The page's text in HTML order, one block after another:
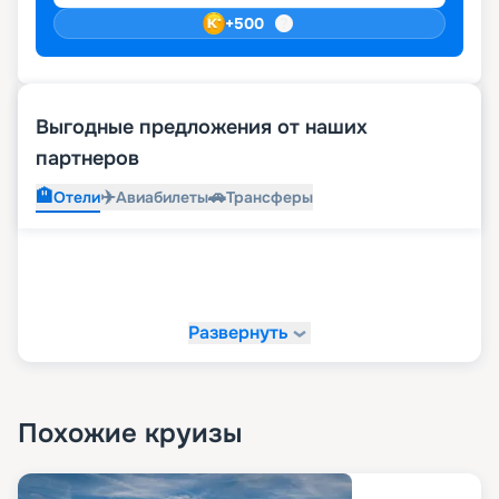
ожидания!
+500
Выгодные предложения от наших
партнеров
🏨Отели✈️Авиабилеты🚗Трансферы
Развернуть
Похожие круизы